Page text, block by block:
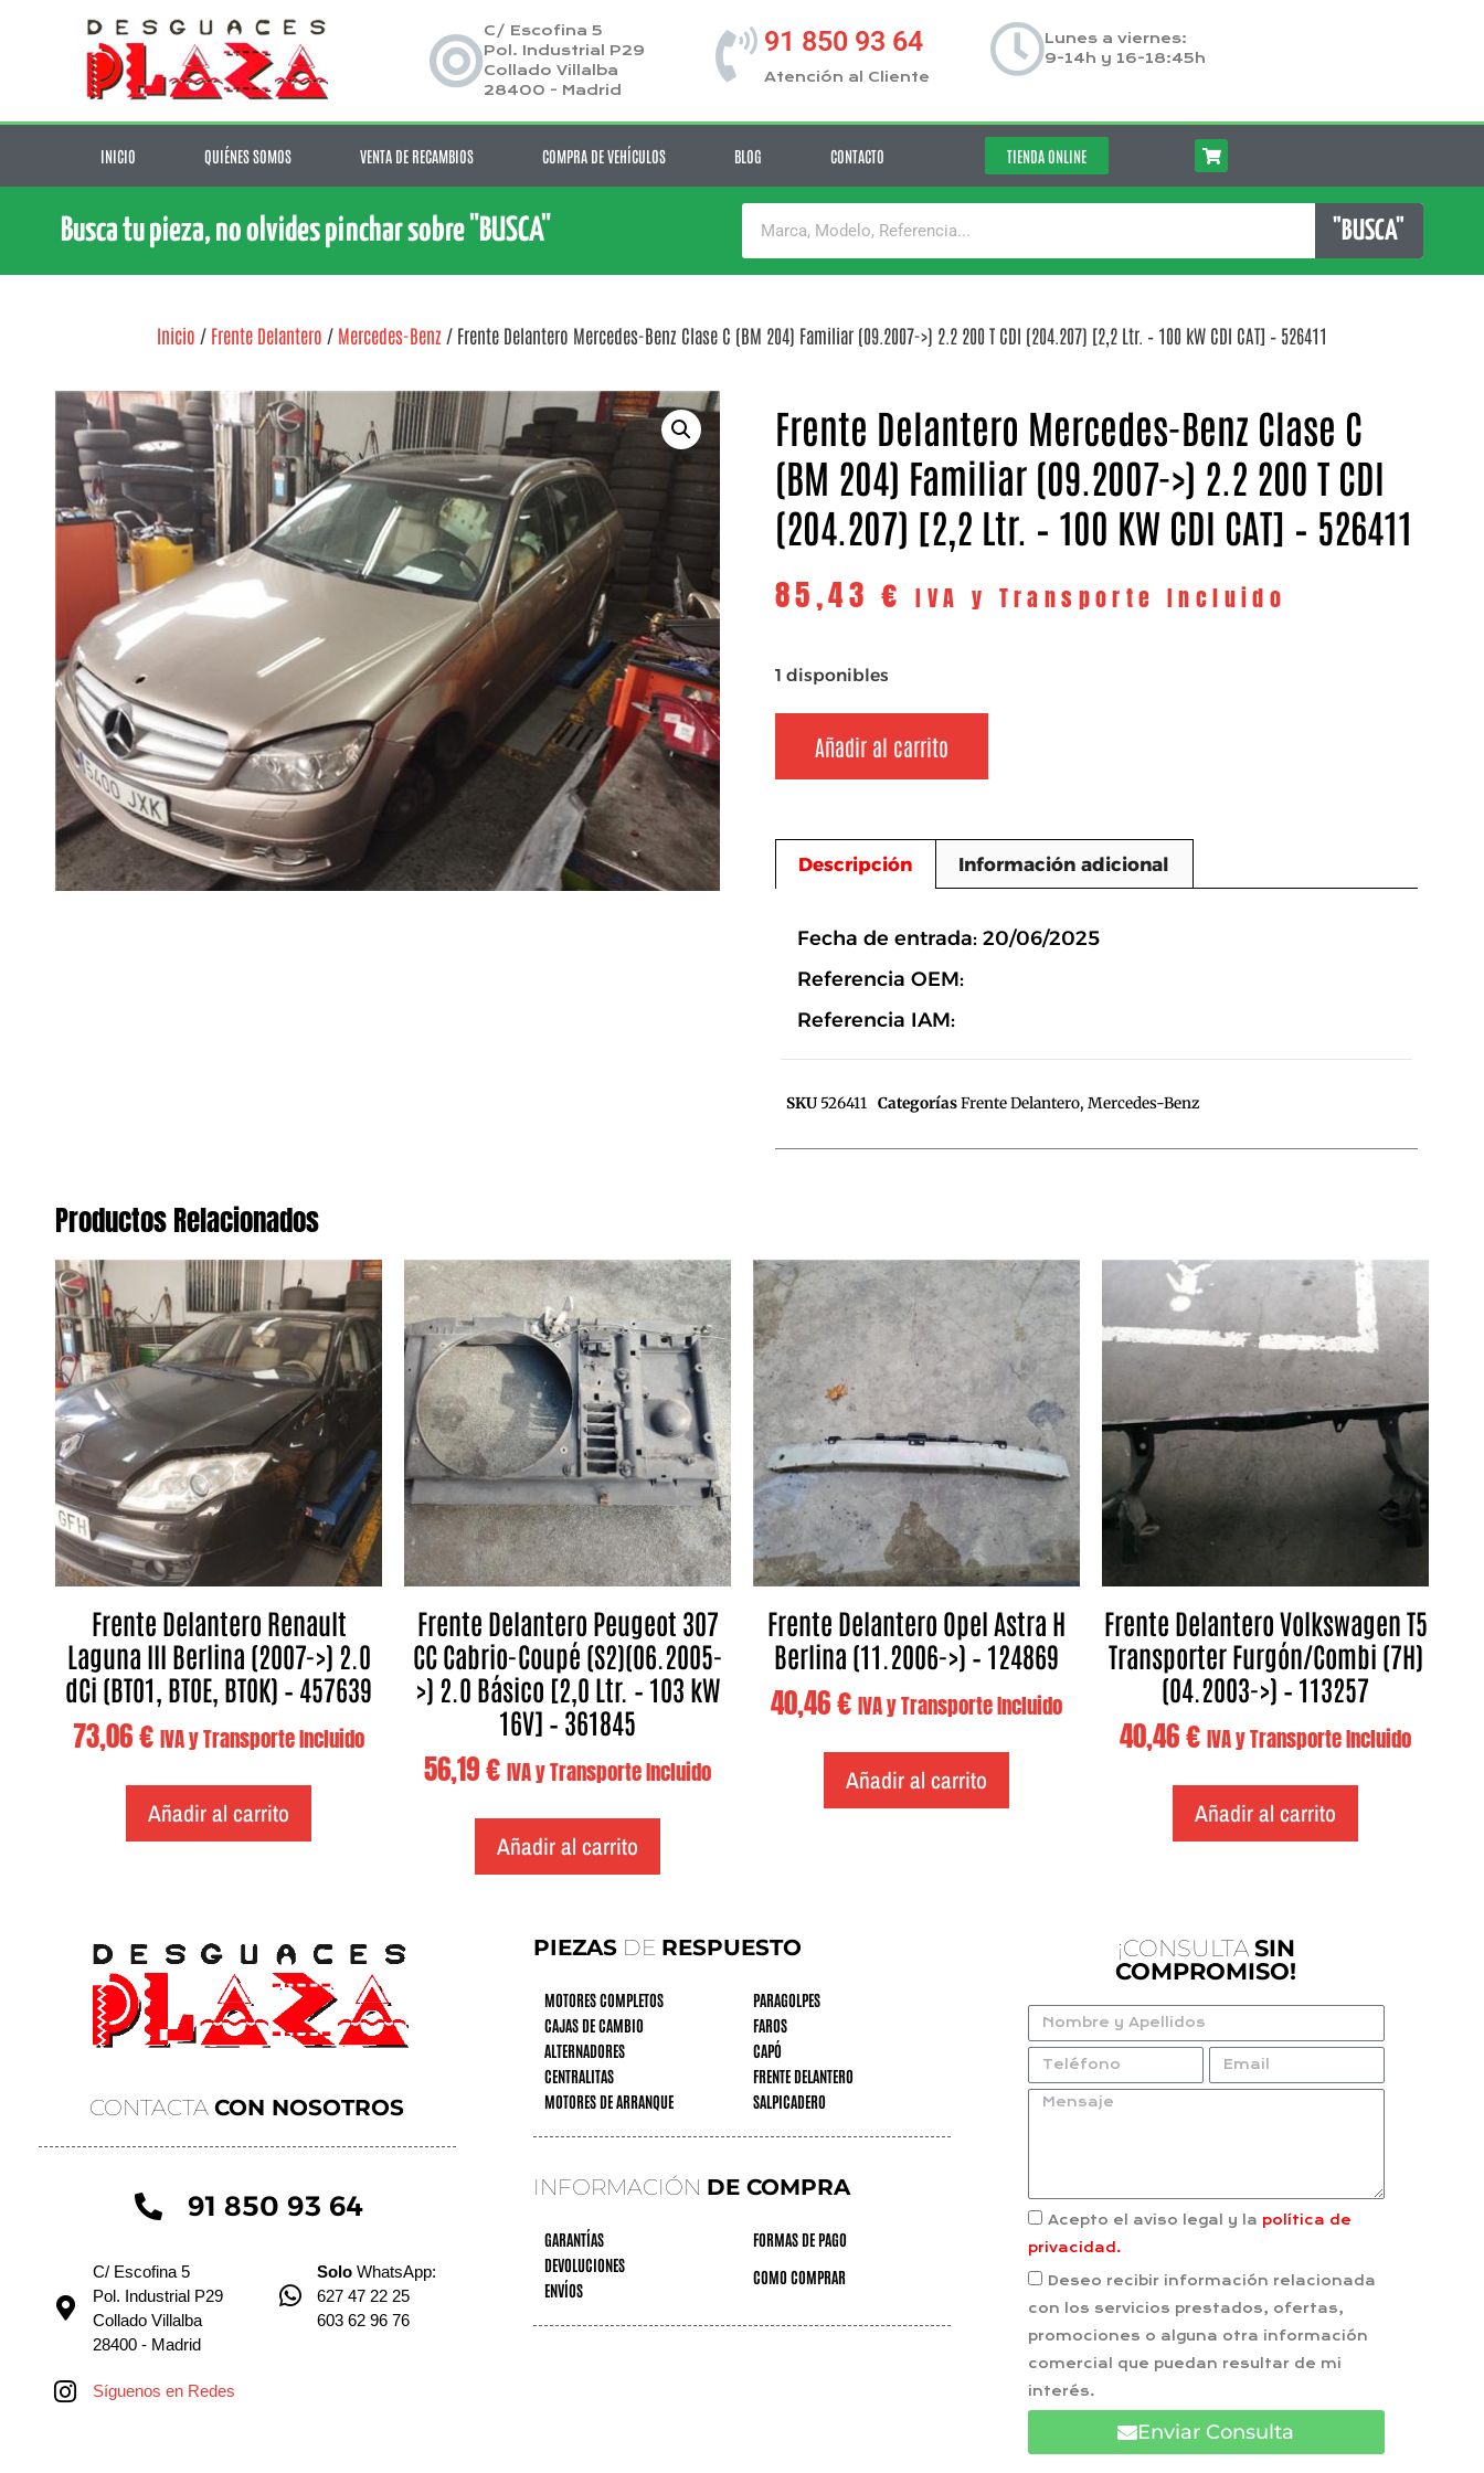
C/ Escofina 5
Pol. Industrial P29
Collado Villalba
28400 - Madrid
91 850 93 64
Atención al Cliente
Lunes a viernes:
9-14h y 16-18:45h
INICIO QUIÉNES SOMOS VENTA DE RECAMBIOS COMPRA DE VEHÍCULOS BLOG CONTACTO TIENDA ONLINE
Busca tu pieza, no olvides pinchar sobre "BUSCA" "BUSCA"
Inicio / Frente Delantero / Mercedes-Benz / Frente Delantero Mercedes-Benz Clase C (BM 204) Familiar (09.2007->) 2.2 200 T CDI (204.207) [2,2 Ltr. – 100 kW CDI CAT] – 526411
Frente Delantero Mercedes-Benz Clase C
(BM 204) Familiar (09.2007->) 2.2 200 T CDI
(204.207) [2,2 Ltr. – 100 KW CDI CAT] – 526411
85,43€ IVA y Transporte Incluido
1 disponibles
Añadir al carrito
Descripción Información adicional
Fecha de entrada: 20/06/2025
Referencia OEM:
Referencia IAM:
SKU 526411 CategoríasFrente Delantero, Mercedes-Benz
Productos Relacionados
Frente Delantero Renault
Laguna III Berlina (2007->) 2.0
dCi (BT01, BT0E, BT0K) – 457639
73,06€ IVA y Transporte Incluido
Añadir al carrito
Frente Delantero Peugeot 307
CC Cabrio-Coupé (S2)(06.2005-
>) 2.0 Básico [2,0 Ltr. – 103 kW
16V] – 361845
56,19€ IVA y Transporte Incluido
Añadir al carrito
Frente Delantero Opel Astra H
Berlina (11.2006->) – 124869
40,46€ IVA y Transporte Incluido
Añadir al carrito
Frente Delantero Volkswagen T5
Transporter Furgón/Combi (7H)
(04.2003->) – 113257
40,46€ IVA y Transporte Incluido
Añadir al carrito
CONTACTACON NOSOTROS
91 850 93 64
C/ Escofina 5
Pol. Industrial P29
Collado Villalba
28400 - Madrid
Solo WhatsApp:
627 47 22 25
603 62 96 76
Síguenos en Redes
PIEZASDE RESPUESTO
MOTORES COMPLETOS
CAJAS DE CAMBIO
ALTERNADORES
CENTRALITAS
MOTORES DE ARRANQUE
PARAGOLPES
FAROS
CAPÓ
FRENTE DELANTERO
SALPICADERO
INFORMACIÓN DE COMPRA
GARANTÍAS
DEVOLUCIONES
ENVÍOS
FORMAS DE PAGO
COMO COMPRAR
¡CONSULTA SIN
COMPROMISO!
Acepto el aviso legal y la política de
privacidad.
Deseo recibir información relacionada
con los servicios prestados, ofertas,
promociones o alguna otra información
comercial que puedan resultar de mi
interés.
Enviar Consulta